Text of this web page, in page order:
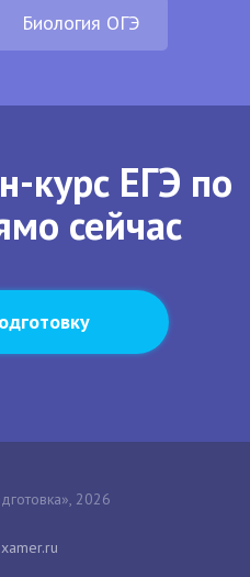
Биология ОГЭ
курс ЕГЭ по
сейчас
2026